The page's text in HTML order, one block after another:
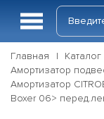
Главная Каталог
Амортизатор
Амортизатор
Boxer 06>